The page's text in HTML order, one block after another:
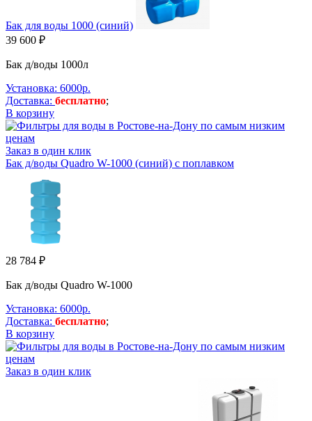
Бак для воды 1000 (синий)
39 600 ₽
Бак д/воды 1000л
Установка: 6000р.
Доставка: бесплатно;
В корзину
Заказ в один клик
Бак д/воды Quadro W-1000 (синий) с поплавком
28 784 ₽
Бак д/воды Quadro W-1000
Установка: 6000р.
Доставка: бесплатно;
В корзину
Заказ в один клик